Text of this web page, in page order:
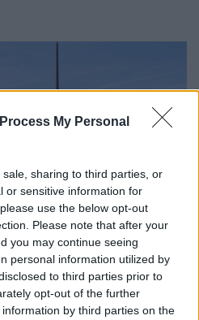
My Personal
sharing to third parties, or
or sensitive information for
use the below opt-out
Please note that after your
you may continue seeing
personal information utilized by
to third parties prior to
opt-out of the further
by third parties on the
NAPPAL KORÁBBAN
ALATT ÁLLÓ HECSEI ÚTI